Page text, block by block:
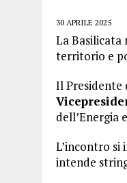
30 APRILE 2025
La
territorio e
Il Presidente
dell’Energia
L’incontro si
intende